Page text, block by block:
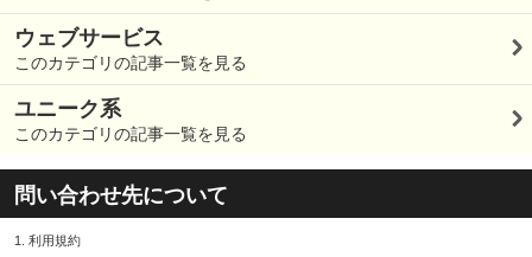
ウェブサービス
このカテゴリの記事一覧を見る
ユニーク系
このカテゴリの記事一覧を見る
問い合わせ先について
1. 利用規約